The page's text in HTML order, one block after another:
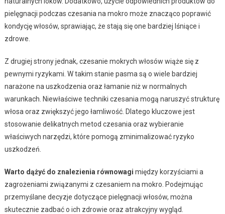
pielęgnacji podczas czesania na mokro może znacząco poprawić
kondycję włosów, sprawiając, że stają się one bardziej lśniące i
zdrowe.
Z drugiej strony jednak, czesanie mokrych włosów wiąże się z
pewnymi ryzykami. W takim stanie pasma są o wiele bardziej
narażone na uszkodzenia oraz łamanie niż w normalnych
warunkach. Niewłaściwe techniki czesania mogą naruszyć strukturę
włosa oraz zwiększyć jego łamliwość. Dlatego kluczowe jest
stosowanie delikatnych metod czesania oraz wybieranie
właściwych narzędzi, które pomogą zminimalizować ryzyko
uszkodzeń.
Warto dążyć do znalezienia równowagi między korzyściami a
zagrożeniami związanymi z czesaniem na mokro. Podejmując
przemyślane decyzje dotyczące pielęgnacji włosów, można
skutecznie zadbać o ich zdrowie oraz atrakcyjny wygląd.